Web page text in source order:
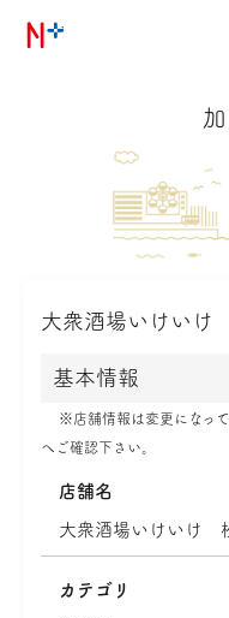
大衆酒場いけいけ
基本情報
※店舗情報は変更になっ
へご確認下さい。
店舗名
大衆酒場いけいけ
カテゴリ